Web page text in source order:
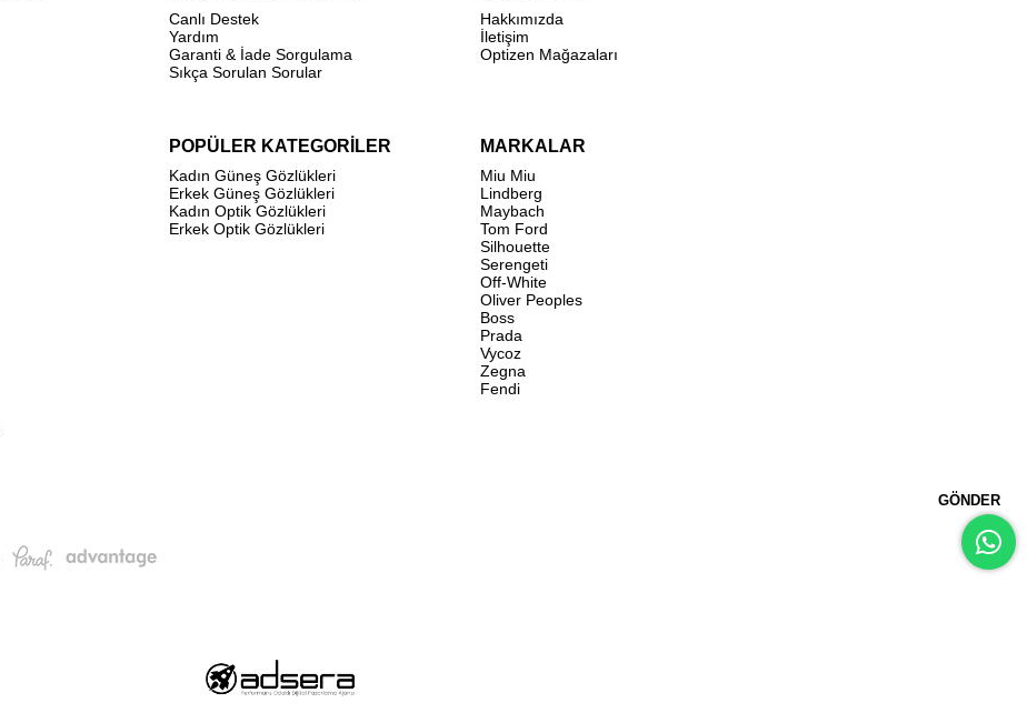
Canlı Destek
Yardım
Garanti & İade Sorgulama
Sıkça Sorulan Sorular
Hakkımızda
İletişim
Optizen Mağazaları
POPÜLER KATEGORİLER
Kadın Güneş Gözlükleri
Erkek Güneş Gözlükleri
Kadın Optik Gözlükleri
Erkek Optik Gözlükleri
MARKALAR
Miu Miu
Lindberg
Maybach
Tom Ford
Silhouette
Serengeti
Off-White
Oliver Peoples
Boss
Prada
Vycoz
Zegna
Fendi
GÖNDER